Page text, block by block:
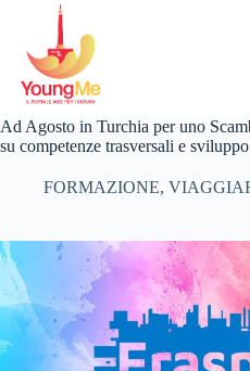
contenuto
Ad Agosto in Turchia per uno
su competenze trasversali e
FORMAZIONE,